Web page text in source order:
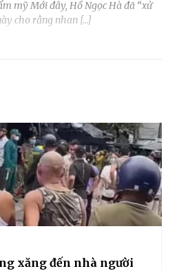
mỹ Mới đây, Hồ Ngọc Hà đã “xử
cho rằng nhan […]
xăng đến nhà người